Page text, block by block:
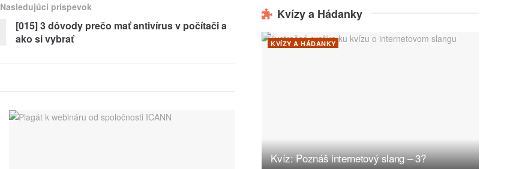
Nasledujúci príspevok
[015] 3 dôvody prečo mať antivírus v počítači a
ako si vybrať
Kvízy a Hádanky
KVÍZY A HÁDANKY
Kvíz: Poznáš internetový slang – 3?